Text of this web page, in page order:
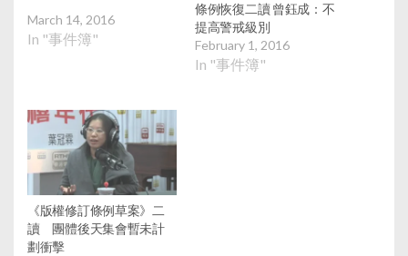
March 14, 2016
In "事件簿"
條例恢復二讀 曾鈺成：不
提高警戒級別
February 1, 2016
In "事件簿"
《版權修訂條例草案》二
讀 團體後天集會暫未計
劃衝擊